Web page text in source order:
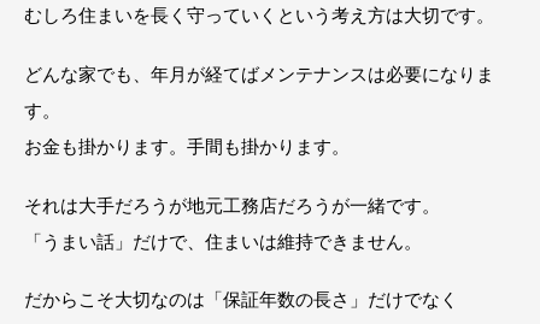
むしろ住まいを長く守っていくという考え方は大切です。
どんな家でも、年月が経てばメンテナンスは必要になりま
す。
お金も掛かります。手間も掛かります。
それは大手だろうが地元工務店だろうが一緒です。
「うまい話」だけで、住まいは維持できません。
だからこそ大切なのは「保証年数の長さ」だけでなく